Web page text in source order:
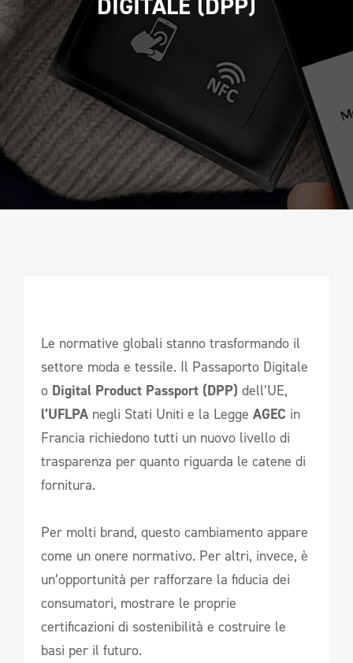
NEWSLETTER
Le normative globali stanno trasformando il
settore moda e tessile. Il Passaporto Digitale
o Digital Product Passport (DPP) dell’UE,
l’UFLPA negli Stati Uniti e la Legge AGEC in
Francia richiedono tutti un nuovo livello di
trasparenza per quanto riguarda le catene di
fornitura.
Per molti brand, questo cambiamento appare
come un onere normativo. Per altri, invece, è
un’opportunità per rafforzare la fiducia dei
consumatori, mostrare le proprie
certificazioni di sostenibilità e costruire le
basi per il futuro.